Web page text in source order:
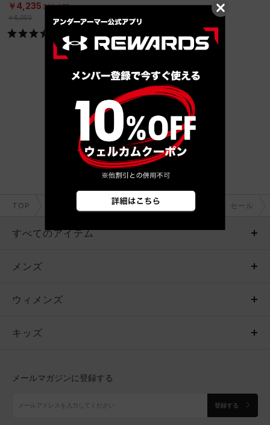
￥4,235 30%OFF
￥6,050
SOLD OUT
TOP アクセサリー セール
すべてのアイテム
メンズ
ウィメンズ
キッズ
アクセサリー
メンズ
トップス
ボトムス
アクセサリー
ウィメンズ
トップス
シューズ
キッズ
メールマガジンに登録する
登録する